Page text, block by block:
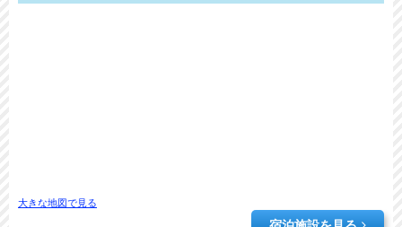
大きな地図で見る